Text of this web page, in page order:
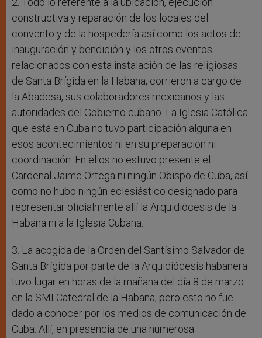
constructiva y reparación de los locales del
convento y de la hospedería así como los actos de
inauguración y bendición y los otros eventos
relacionados con esta instalación de las religiosas
de Santa Brígida en la Habana, corrieron a cargo de
la Abadesa, sus colaboradores mexicanos y las
autoridades del Gobierno cubano. La Iglesia Católica
que está en Cuba no tuvo participación alguna en
esos acontecimientos ni en su preparación ni
coordinación. En ellos no estuvo presente el
Cardenal Jaime Ortega ni ningún Obispo de Cuba, así
como no hubo ningún eclesiástico designado para
representar oficialmente allí la Arquidiócesis de la
Habana ni a la Iglesia Cubana.
3. La acogida de la Orden del Santísimo Salvador de
Santa Brígida por parte de la Arquidiócesis habanera
tuvo lugar en horas de la mañana del día 8 de marzo
en la SMI Catedral de la Habana; pero esto no fue
dado a conocer por los medios de comunicación de
Cuba. Allí, en presencia de una numerosa